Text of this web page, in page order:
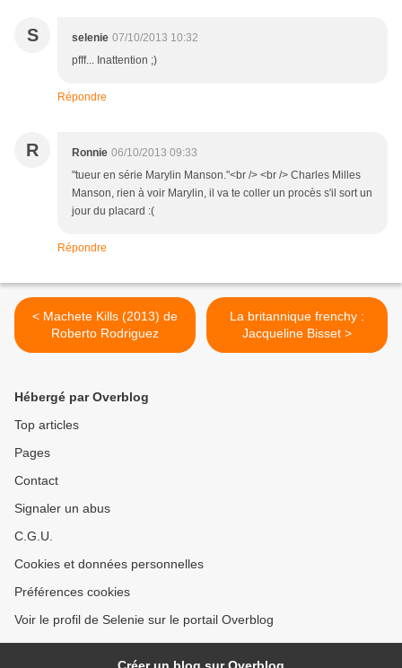
S selenie 07/10/2013 10:32
pfff... Inattention ;)
Répondre
R Ronnie 06/10/2013 09:33
"tueur en série Marylin Manson."<br /> <br /> Charles Milles
Manson, rien à voir Marylin, il va te coller un procès s'il sort un
jour du placard :(
Répondre
< Machete Kills (2013) de
Roberto Rodriguez
La britannique frenchy :
Jacqueline Bisset >
Hébergé par Overblog
Top articles
Pages
Contact
Signaler un abus
C.G.U.
Cookies et données personnelles
Préférences cookies
Voir le profil de Selenie sur le portail Overblog